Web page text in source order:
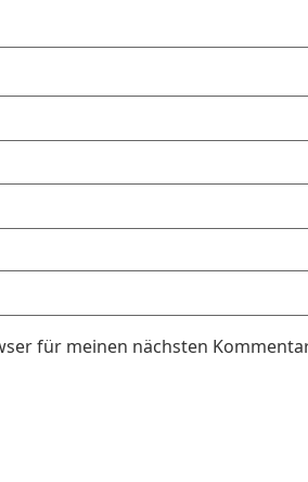
für meinen nächsten